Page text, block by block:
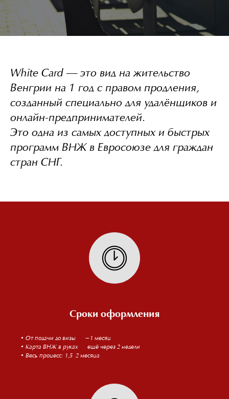
White Card — это вид на жительство
Венгрии на 1 год с правом продления,
созданный специально для удалёнщиков и
онлайн-предпринимателей.
Это одна из самых доступных и быстрых
программ ВНЖ в Евросоюзе для граждан
стран СНГ.
Сроки оформления
• От подачи до визы — ~1 месяц
• Карта ВНЖ в руках — ещё через 2 недели
• Весь процесс: 1,5–2 месяца